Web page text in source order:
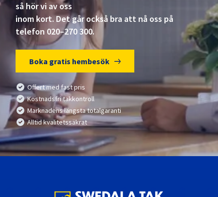
så hör vi av oss
inom kort. Det går också bra att nå oss på
telefon 020–270 300.
Boka gratis hembesök
Offert med fast pris
Kostnadsfri takkontroll
Marknadens längsta totalgaranti
Alltid kvalitetssäkrat